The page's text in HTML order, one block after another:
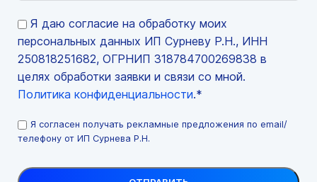
Я даю согласие на обработку моих
персональных данных ИП Сурневу Р.Н., ИНН
250818251682, ОГРНИП 318784700269838 в
целях обработки заявки и связи со мной.
Политика конфиденциальности.*
Я согласен получать рекламные предложения по email/
телефону от ИП Сурнева Р.Н.